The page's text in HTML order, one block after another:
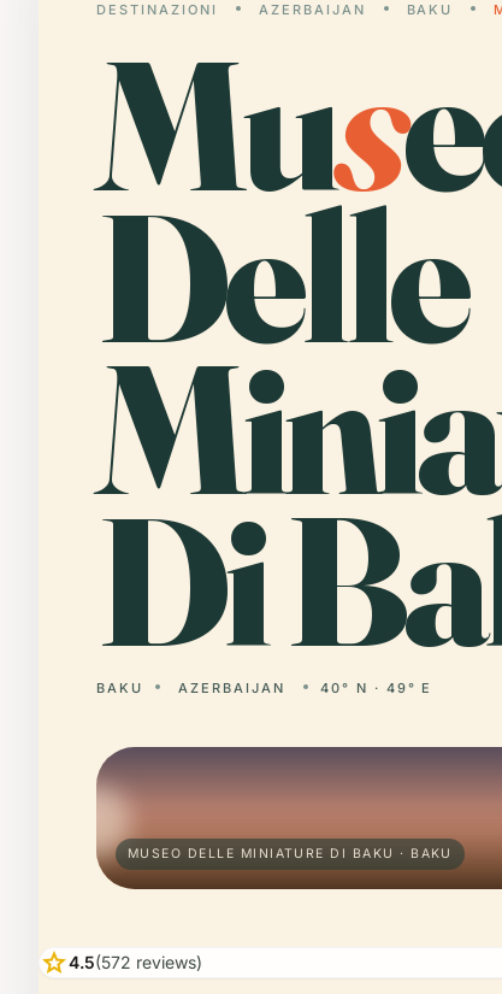
DESTINAZIONI AZERBAIJAN BAKU
Mus
Delle
Di
BAKU AZERBAIJAN 40° N · 49° E
MUSEO DELLE MINIATURE DI BAKU · BAKU
star4.5(572 reviews)